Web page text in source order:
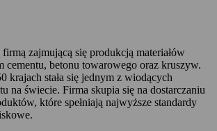
zajmującą się produkcją materiałów
cementu, betonu towarowego oraz kruszyw.
krajach stała się jednym z wiodących
na świecie. Firma skupia się na dostarczaniu
które spełniają najwyższe standardy